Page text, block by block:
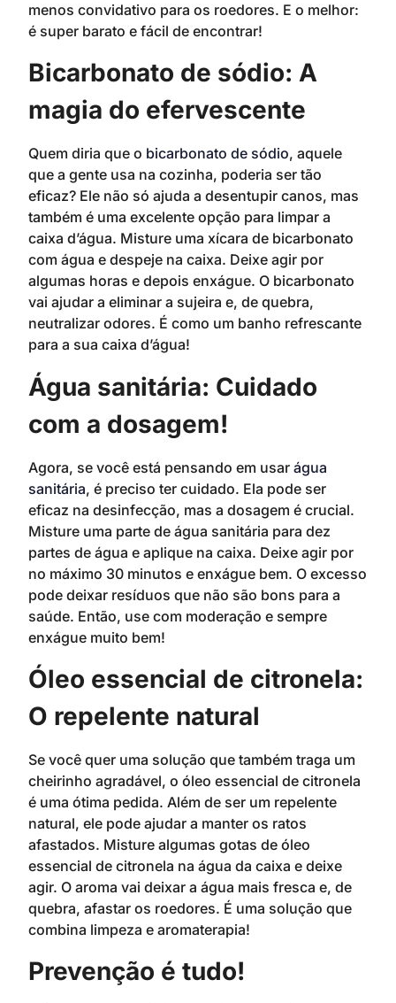
menos convidativo para os roedores. E o melhor:
é super barato e fácil de encontrar!
Bicarbonato de sódio: A
magia do efervescente
Quem diria que o bicarbonato de sódio, aquele
que a gente usa na cozinha, poderia ser tão
eficaz? Ele não só ajuda a desentupir canos, mas
também é uma excelente opção para limpar a
caixa d’água. Misture uma xícara de bicarbonato
com água e despeje na caixa. Deixe agir por
algumas horas e depois enxágue. O bicarbonato
vai ajudar a eliminar a sujeira e, de quebra,
neutralizar odores. É como um banho refrescante
para a sua caixa d’água!
Água sanitária: Cuidado
com a dosagem!
Agora, se você está pensando em usar água
sanitária, é preciso ter cuidado. Ela pode ser
eficaz na desinfecção, mas a dosagem é crucial.
Misture uma parte de água sanitária para dez
partes de água e aplique na caixa. Deixe agir por
no máximo 30 minutos e enxágue bem. O excesso
pode deixar resíduos que não são bons para a
saúde. Então, use com moderação e sempre
enxágue muito bem!
Óleo essencial de citronela:
O repelente natural
Se você quer uma solução que também traga um
cheirinho agradável, o óleo essencial de citronela
é uma ótima pedida. Além de ser um repelente
natural, ele pode ajudar a manter os ratos
afastados. Misture algumas gotas de óleo
essencial de citronela na água da caixa e deixe
agir. O aroma vai deixar a água mais fresca e, de
quebra, afastar os roedores. É uma solução que
combina limpeza e aromaterapia!
Prevenção é tudo!